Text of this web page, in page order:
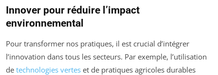
Innover pour réduire l’impact
environnemental
Pour transformer nos pratiques, il est crucial d’intégrer
l’innovation dans tous les secteurs. Par exemple, l’utilisation
de technologies vertes et de pratiques agricoles durables